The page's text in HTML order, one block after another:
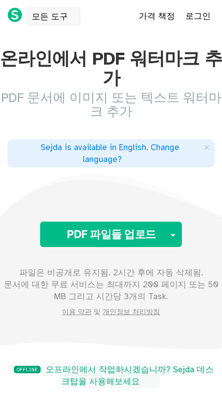
모든 도구 가격 책정 로그인
온라인에서 PDF 워터마크 추
가
PDF 문서에 이미지 또는 텍스트 워터마
크 추가
Sejda is available in English. Change
language?
×
PDF 파일들 업로드 Toggle
파일은 비공개로 유지됨. 2시간 후에 자동 삭제됨.
문서에 대한 무료 서비스는 최대까지 200 페이지 또는 50
MB 그리고 시간당 3개의 Task.
이용 약관 및 개인정보 처리방침
OFFLINE
오프라인에서 작업하시겠습니까? Sejda 데스
크탑을 사용해보세요